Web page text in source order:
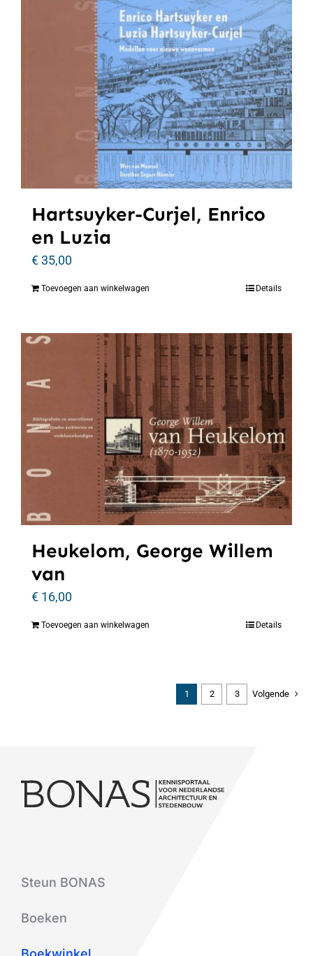
Hartsuyker-Curjel, Enrico
en Luzia
€35,00
Toevoegen aan winkelwagen Details
Heukelom, George Willem
van
€ 16,00
Toevoegen aan winkelwagen Details
1 2 3 Volgende
Steun BONAS
Boeken